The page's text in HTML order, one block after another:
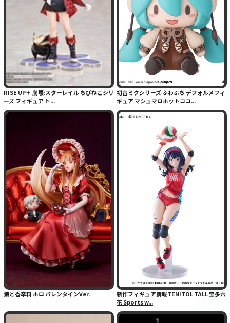
RISE UP＋ 崩壊:スターレイル ちびねこシリ
ーズ フィギュア ト...
初音ミクシリーズ ふわぷち デフォルメフィ
ギュア マシュマロホットココ...
狼と香辛料 ホロ バレンタインVer.
新作フィギュア情報TENITOL TALL 宝多六
花 Sports w...